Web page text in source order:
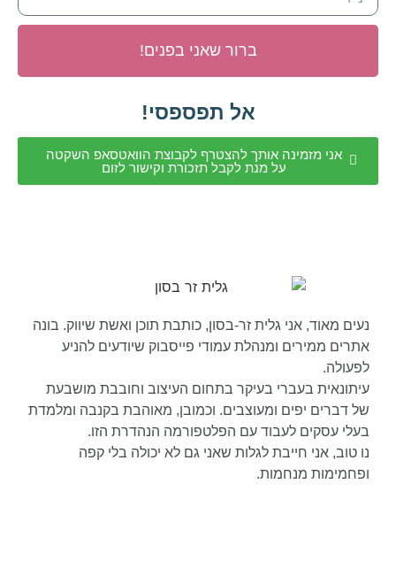
ברור שאני בפנים!
אל תפספסי!
אני מזמינה אותך להצטרף לקבוצת הוואטסאפ השקטה
על מנת לקבל תזכורת וקישור לזום
נעים מאוד, אני גלית זר-בסון, כותבת תוכן ואשת שיווק. בונה
אתרים ממירים ומנהלת עמודי פייסבוק שיודעים להניע
לפעולה.
עיתונאית בעברי בעיקר בתחום העיצוב וחובבת מושבעת
של דברים יפים ומעוצבים. וכמובן, מאוהבת בקנבה ומלמדת
בעלי עסקים לעבוד עם הפלטפורמה הנהדרת הזו.
נו טוב, אני חייבת לגלות שאני גם לא יכולה בלי קפה
ופחמימות מנחמות.